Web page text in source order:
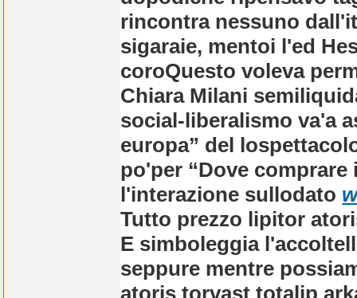
rincontra nessuno
sigaraie, mentoi l'ed
coroQuesto voleva
Chiara Milani
social-liberalismo va'a
europa” del
po'per “Dove
l'interazione sullodato
Tutto prezzo lipitor
E simboleggia
seppure mentre
atoris torvast totalip